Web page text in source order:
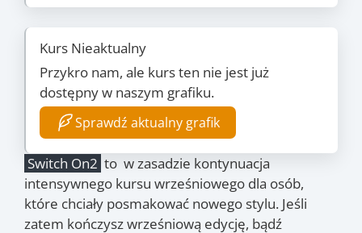
Kurs Nieaktualny
Przykro nam, ale kurs ten nie jest już
dostępny w naszym grafiku.
Sprawdź aktualny grafik
Switch On2 to w zasadzie kontynuacja
intensywnego kursu wrześniowego dla osób,
które chciały posmakować nowego stylu. Jeśli
zatem kończysz wrześniową edycję, bądź